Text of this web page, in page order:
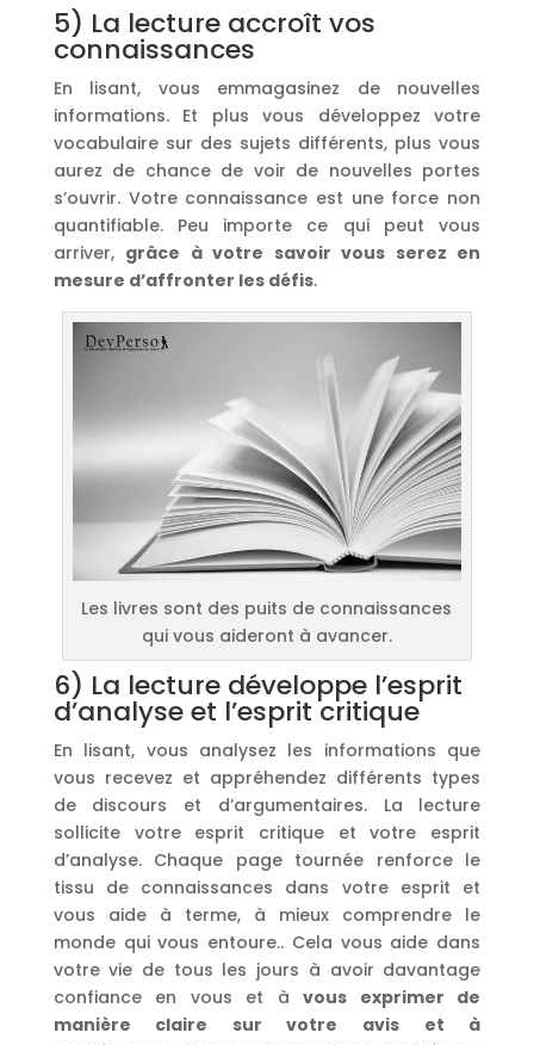
5) La lecture accroît vos
connaissances
En lisant, vous emmagasinez de nouvelles
informations. Et plus vous développez votre
vocabulaire sur des sujets différents, plus vous
aurez de chance de voir de nouvelles portes
s’ouvrir. Votre connaissance est une force non
quantifiable. Peu importe ce qui peut vous
arriver, grâce à votre savoir vous serez en
mesure d’affronter les défis.
Les livres sont des puits de connaissances
qui vous aideront à avancer.
6) La lecture développe l’esprit
d’analyse et l’esprit critique
En lisant, vous analysez les informations que
vous recevez et appréhendez différents types
de discours et d’argumentaires. La lecture
sollicite votre esprit critique et votre esprit
d’analyse. Chaque page tournée renforce le
tissu de connaissances dans votre esprit et
vous aide à terme, à mieux comprendre le
monde qui vous entoure.. Cela vous aide dans
votre vie de tous les jours à avoir davantage
confiance en vous et àvous exprimer de
manière claire sur votre avis et à